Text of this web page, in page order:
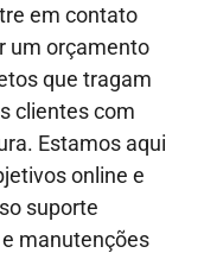
em contato
um orçamento
que tragam
clientes com
Estamos aqui
online e
suporte
manutenções